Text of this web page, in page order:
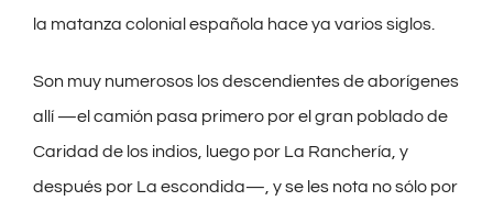
la matanza colonial española hace ya varios siglos.
Son muy numerosos los descendientes de aborígenes
allí —el camión pasa primero por el gran poblado de
Caridad de los indios, luego por La Ranchería, y
después por La escondida—, y se les nota no sólo por